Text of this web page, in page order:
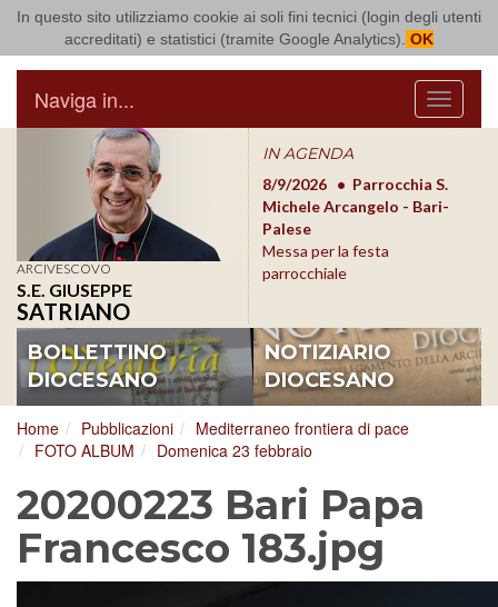
In questo sito utilizziamo cookie ai soli fini tecnici (login degli utenti
accreditati) e statistici (tramite Google Analytics). OK
Arcidiocesi di Bari Bitonto
Menu
Naviga in...
ARCIVESCOVO
S.E. GIUSEPPE
SATRIANO
IN AGENDA
8/17/2026
Conversano
Conferenza Episcopale
Pugliese
8/9/2026
Parrocchia S.
Michele Arcangelo - Bari-
Palese
Messa per la festa
parrocchiale
BOLLETTINO
DIOCESANO
NOTIZIARIO
DIOCESANO
Home Pubblicazioni
Mediterraneo frontiera di pace
FOTO ALBUM
Domenica 23 febbraio
20200223 Bari Papa
Francesco 183.jpg